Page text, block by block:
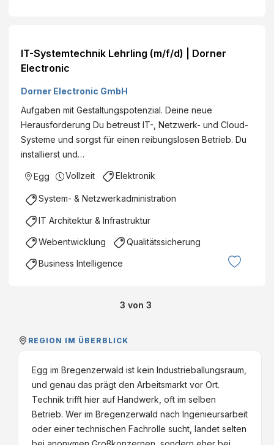
IT-Systemtechnik Lehrling (m/f/d) | Dorner
Electronic
Dorner Electronic GmbH
Aufgaben mit Gestaltungspotenzial. Deine neue
Herausforderung Du betreust IT-, Netzwerk- und Cloud-
Systeme und sorgst für einen reibungslosen Betrieb. Du
installierst und…
Egg Vollzeit Elektronik
System- & Netzwerkadministration
IT Architektur & Infrastruktur
Webentwicklung Qualitätssicherung
Business Intelligence
3 von 3
REGION IM ÜBERBLICK
Egg im Bregenzerwald ist kein Industrieballungsraum,
und genau das prägt den Arbeitsmarkt vor Ort.
Technik trifft hier auf Handwerk, oft im selben
Betrieb. Wer im Bregenzerwald nach Ingenieursarbeit
oder einer technischen Fachrolle sucht, landet selten